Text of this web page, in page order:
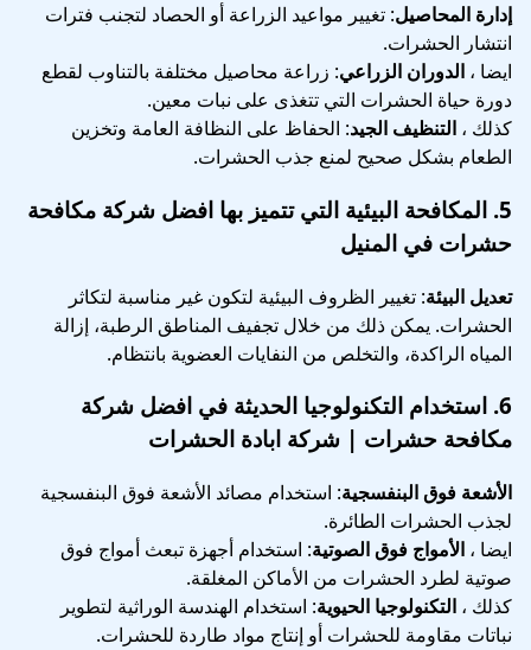
إدارة المحاصيل: تغيير مواعيد الزراعة أو الحصاد لتجنب فترات
انتشار الحشرات.
ايضا ، الدوران الزراعي: زراعة محاصيل مختلفة بالتناوب لقطع
دورة حياة الحشرات التي تتغذى على نبات معين.
كذلك ، التنظيف الجيد: الحفاظ على النظافة العامة وتخزين
الطعام بشكل صحيح لمنع جذب الحشرات.
5. المكافحة البيئية التي تتميز بها افضل شركة مكافحة
حشرات في المنيل
تعديل البيئة: تغيير الظروف البيئية لتكون غير مناسبة لتكاثر
الحشرات. يمكن ذلك من خلال تجفيف المناطق الرطبة، إزالة
المياه الراكدة، والتخلص من النفايات العضوية بانتظام.
6. استخدام التكنولوجيا الحديثة في افضل شركة
مكافحة حشرات | شركة ابادة الحشرات
الأشعة فوق البنفسجية: استخدام مصائد الأشعة فوق البنفسجية
لجذب الحشرات الطائرة.
ايضا ، الأمواج فوق الصوتية: استخدام أجهزة تبعث أمواج فوق
صوتية لطرد الحشرات من الأماكن المغلقة.
كذلك ، التكنولوجيا الحيوية: استخدام الهندسة الوراثية لتطوير
نباتات مقاومة للحشرات أو إنتاج مواد طاردة للحشرات.